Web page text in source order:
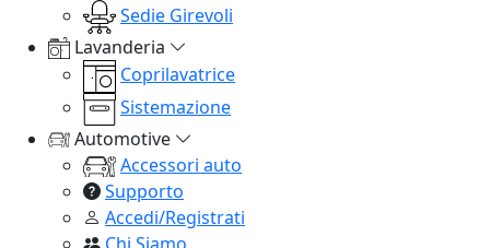
Sedie Girevoli
Lavanderia
Coprilavatrice
Sistemazione
Automotive
Accessori auto
Supporto
Accedi/Registrati